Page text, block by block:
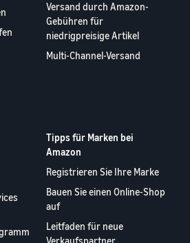
Versand durch Amazon-
Gebühren für
niedrigpreisige Artikel
Multi-Channel-Versand
Tipps für Marken bei
Amazon
Registrieren Sie Ihre Marke
Bauen Sie einen Online-Shop
auf
Leitfaden für neue